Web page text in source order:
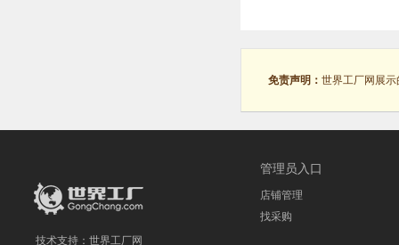
免责声明： 世界工厂网展
技术支持： 世界工厂网
管理员入口
店铺管理
找采购